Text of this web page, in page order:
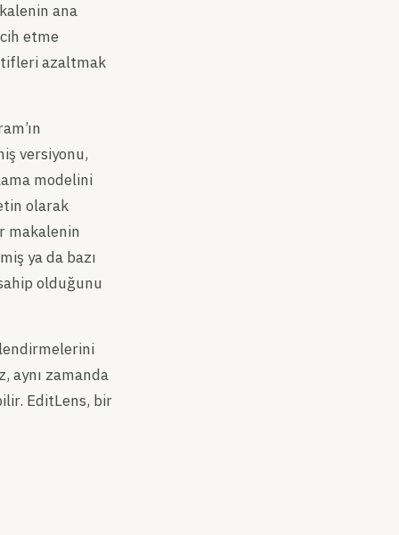
ana
etme
azaltmak
versiyonu,
modelini
olarak
makalenin
ya da bazı
olduğunu
aynı zamanda
EditLens, bir